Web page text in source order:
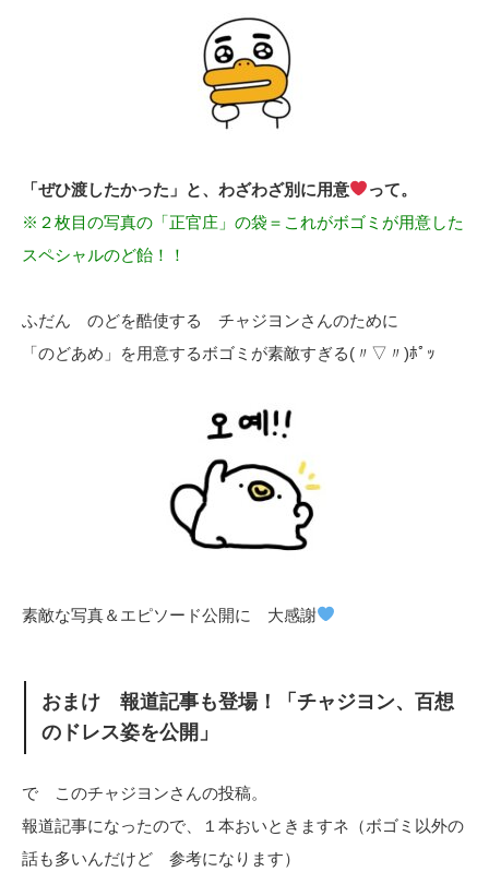
「ぜひ渡したかった」と、わざわざ別に用意
って。
※２枚目の写真の「正官庄」の袋＝これがボゴミが用意した
スペシャルのど飴！！
ふだん のどを酷使する チャジヨンさんのために
「のどあめ」を用意するボゴミが素敵すぎる(〃▽〃)ﾎﾟｯ
素敵な写真＆エピソード公開に 大感謝
おまけ 報道記事も登場！「チャジヨン、百想
のドレス姿を公開」
で このチャジヨンさんの投稿。
報道記事になったので、１本おいときますネ（ボゴミ以外の
話も多いんだけど 参考になります）